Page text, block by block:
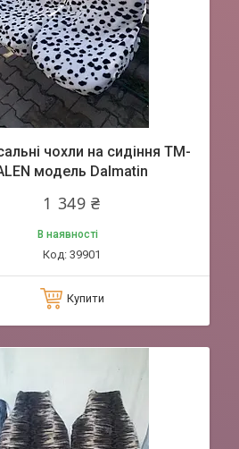
чохли на сидіння TM-
модель Dalmatin
1 349 ₴
В наявності
39901
Купити